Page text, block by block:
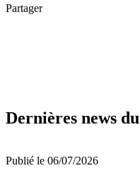
Partager
Dernières news
Publié le 06/07/2026